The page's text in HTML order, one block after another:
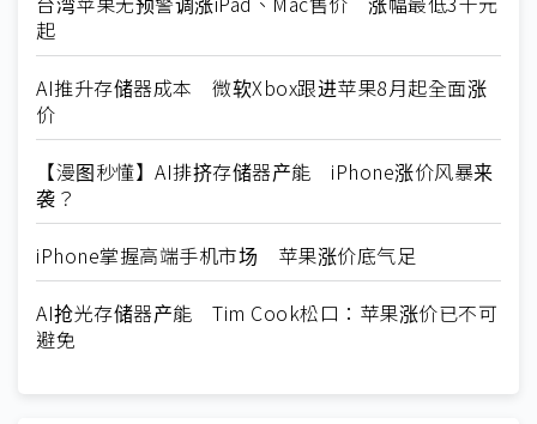
起
AI推升存储器成本 微软Xbox跟进苹果8月起全面涨
价
【漫图秒懂】AI排挤存储器产能 iPhone涨价风暴来
袭？
iPhone掌握高端手机市场 苹果涨价底气足
AI抢光存储器产能 Tim Cook松口：苹果涨价已不可
避免